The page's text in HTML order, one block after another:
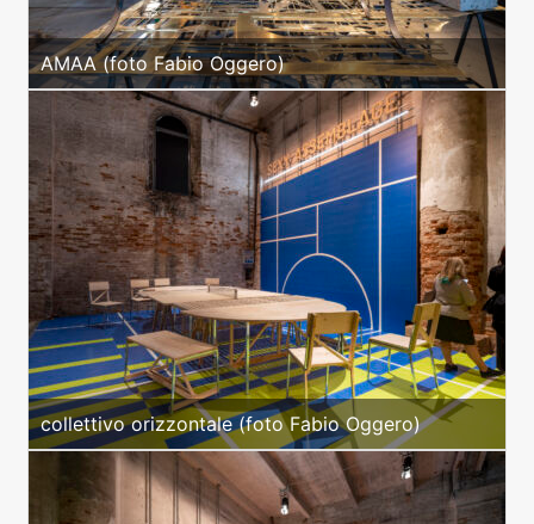
AMAA (foto Fabio Oggero)
collettivo orizzontale (foto Fabio Oggero)